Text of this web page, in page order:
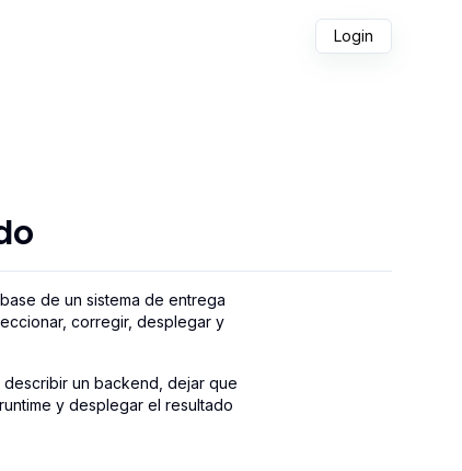
Login
de un sistema de entrega
corregir, desplegar y
un backend, dejar que
y desplegar el resultado